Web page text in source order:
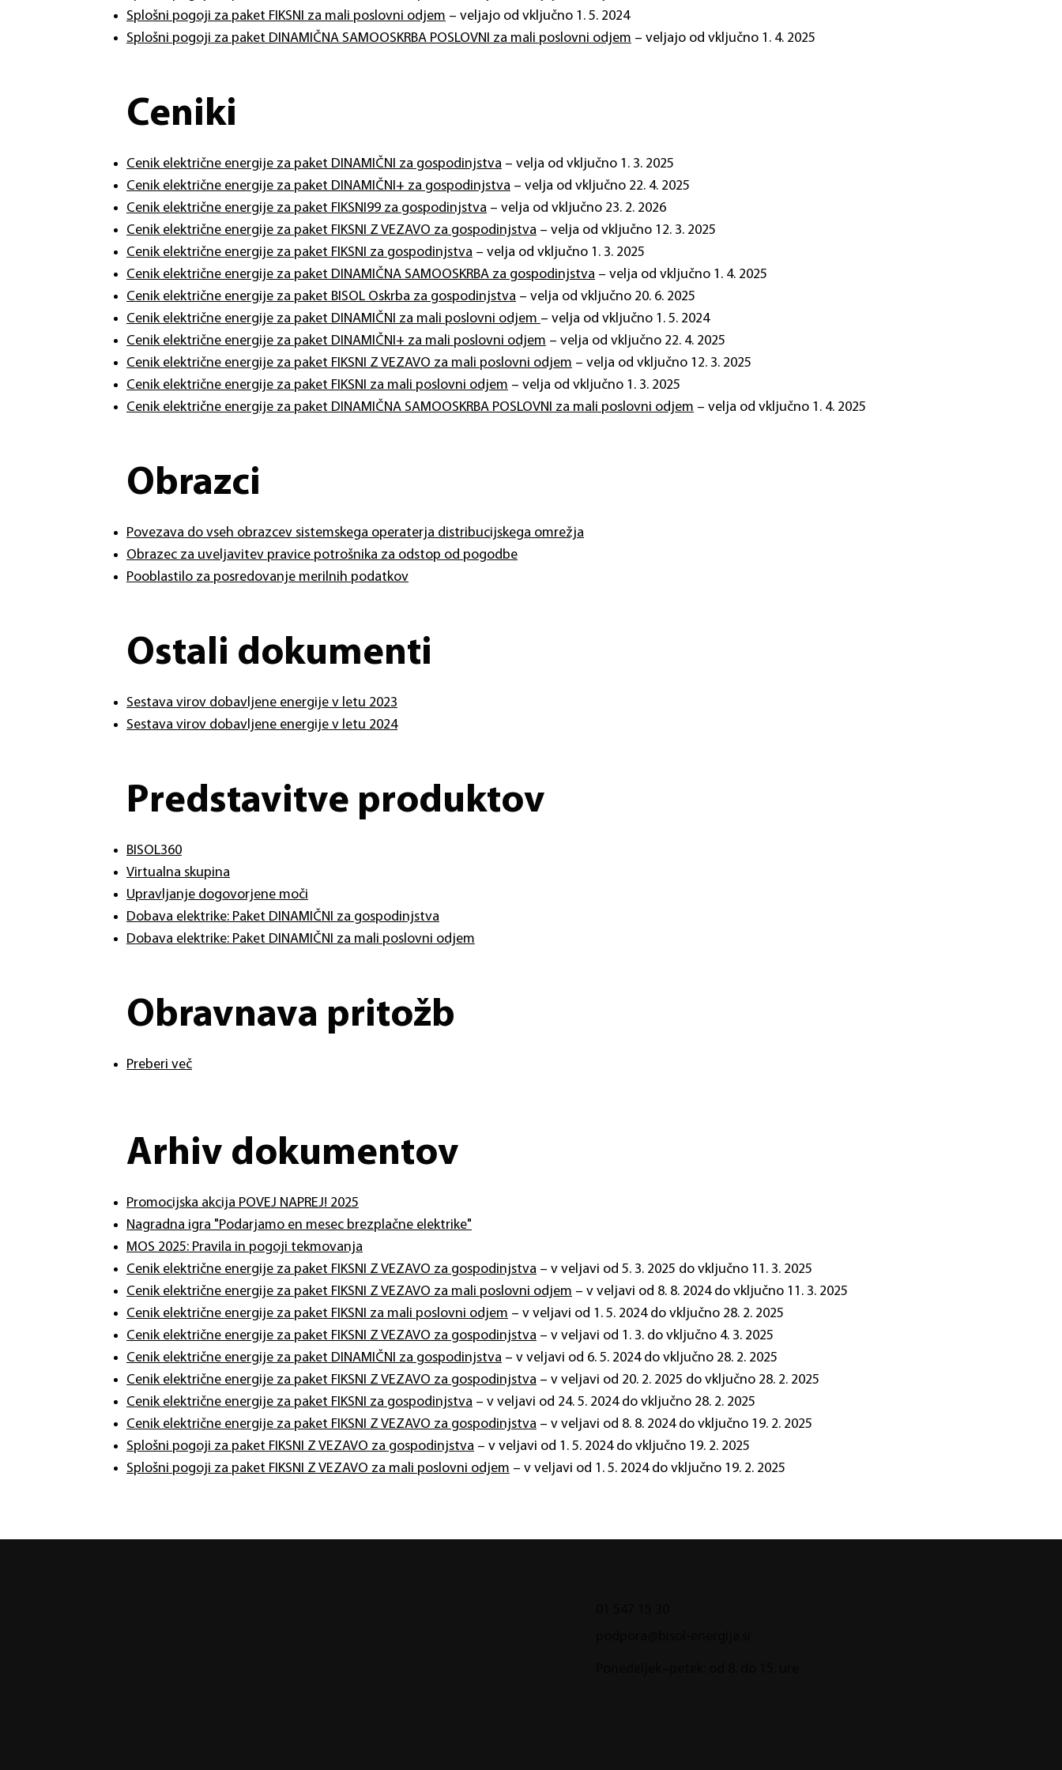
Splošni pogoji za paket FIKSNI za mali poslovni odjem – veljajo od vključno 1. 5. 2024
Splošni pogoji za paket DINAMIČNA SAMOOSKRBA POSLOVNI za mali poslovni odjem – veljajo od vključno 1. 4. 2025
Ceniki
Cenik električne energije za paket DINAMIČNI za gospodinjstva – velja od vključno 1. 3. 2025
Cenik električne energije za paket DINAMIČNI+ za gospodinjstva – velja od vključno 22. 4. 2025
Cenik električne energije za paket FIKSNI99 za gospodinjstva – velja od vključno 23. 2. 2026
Cenik električne energije za paket FIKSNI Z VEZAVO za gospodinjstva – velja od vključno 12. 3. 2025
​Cenik električne energije za paket FIKSNI za gospodinjstva – velja od vključno 1. 3. 2025
​Cenik električne energije za paket DINAMIČNA SAMOOSKRBA za gospodinjstva – velja od vključno 1. 4. 2025
​Cenik električne energije za paket BISOL Oskrba za gospodinjstva – velja od vključno 20. 6. 2025
Cenik električne energije za paket DINAMIČNI za mali poslovni odjem – velja od vključno 1. 5. 2024
Cenik električne energije za paket DINAMIČNI+ za mali poslovni odjem – velja od vključno 22. 4. 2025
Cenik električne energije za paket FIKSNI Z VEZAVO za mali poslovni odjem – velja od vključno 12. 3. 2025
Cenik električne energije za paket FIKSNI za mali poslovni odjem – velja od vključno 1. 3. 2025
​Cenik električne energije za paket DINAMIČNA SAMOOSKRBA POSLOVNI za mali poslovni odjem – velja od vključno 1. 4. 2025
Obrazci
Povezava do vseh obrazcev sistemskega operaterja distribucijskega omrežja
Obrazec za uveljavitev pravice potrošnika za odstop od pogodbe
Pooblastilo za posredovanje merilnih podatkov
Ostali dokumenti
Sestava virov dobavljene energije v letu 2023
Sestava virov dobavljene energije v letu 2024
Obravnava pritožb
Preberi več
Predstavitve produktov
BISOL360
Virtualna skupina
Upravljanje dogovorjene moči
Dobava elektrike: Paket DINAMIČNI za gospodinjstva
Dobava elektrike: Paket DINAMIČNI za mali poslovni odjem
Arhiv dokumentov
Promocijska akcija POVEJ NAPREJ! 2025
Nagradna igra "Podarjamo en mesec brezplačne elektrike"
MOS 2025: Pravila in pogoji tekmovanja
Cenik električne energije za paket FIKSNI Z VEZAVO za gospodinjstva – v veljavi od 5. 3. 2025 do vključno 11. 3. 2025
Cenik električne energije za paket FIKSNI Z VEZAVO za mali poslovni odjem – v veljavi od 8. 8. 2024 do vključno 11. 3. 2025
Cenik električne energije za paket FIKSNI za mali poslovni odjem – v veljavi od 1. 5. 2024 do vključno 28. 2. 2025
Cenik električne energije za paket FIKSNI Z VEZAVO za gospodinjstva – v veljavi od 1. 3. do vključno 4. 3. 2025
Cenik električne energije za paket DINAMIČNI za gospodinjstva – v veljavi od 6. 5. 2024 do vključno 28. 2. 2025
Cenik električne energije za paket FIKSNI Z VEZAVO za gospodinjstva – v veljavi od 20. 2. 2025 do vključno 28. 2. 2025
​Cenik električne energije za paket FIKSNI za gospodinjstva – v veljavi od 24. 5. 2024 do vključno 28. 2. 2025
Cenik električne energije za paket FIKSNI Z VEZAVO za gospodinjstva – v veljavi od 8. 8. 2024 do vključno 19. 2. 2025
Splošni pogoji za paket FIKSNI Z VEZAVO za gospodinjstva – v veljavi od 1. 5. 2024 do vključno 19. 2. 2025
Splošni pogoji za paket FIKSNI Z VEZAVO za mali poslovni odjem – v veljavi od 1. 5. 2024 do vključno 19. 2. 2025